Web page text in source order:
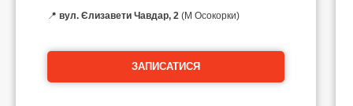
📍 вул. Єлизавети Чавдар, 2 (М Осокорки)
ЗАПИСАТИСЯ